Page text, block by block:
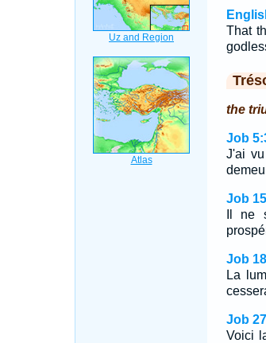
That
the
Job
J'ai
Job
Il ne
Job
La
Job
Voici